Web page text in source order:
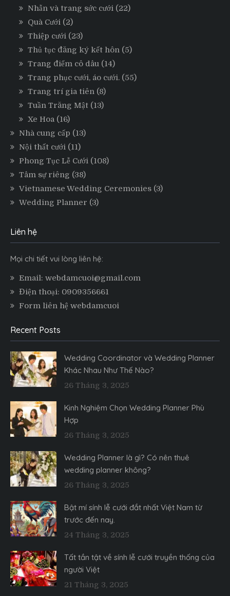
Nhẫn và trang sức cưới (22)
Quà Cưới (2)
Thiệp cưới (23)
Thủ tục đăng ký kết hôn (5)
Trang điểm cô dâu (14)
Trang phục cưới, áo cưới. (55)
Trang trí gia tiên (8)
Tuần Trăng Mật (13)
Xe Hoa (16)
Nhà cung cấp (13)
Nội thất cưới (11)
Phong Tục Lễ Cưới (108)
Tâm sự riêng (38)
Vietnamese Wedding Ceremonies (3)
Wedding Planner (3)
Liên hệ
Mọi chi tiết vui lòng liên hệ:
Email: webdamcuoi@gmail.com
Điện thoại: 0909356661
Form liên hệ webdamcuoi
Recent Posts
Wedding Coordinator và Wedding Planner
Khác Nhau Như Thế Nào?
26 Tháng 3, 2025
Kinh Nghiệm Chọn Wedding Planner Phù
Hợp
26 Tháng 3, 2025
Wedding Planner là gì? Có nên thuê
wedding planner không?
26 Tháng 3, 2025
Bật mí sính lễ cưới đắt nhất Việt Nam từ
trước đến nay.
24 Tháng 3, 2025
Tất tần tật về sính lễ cưới truyền thống của
người Việt
21 Tháng 3, 2025